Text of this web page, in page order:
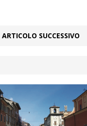
ARTICOLO SUCCESSIVO